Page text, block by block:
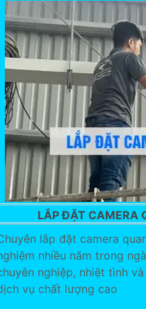
LẮP ĐẶT CAMERA
lắp đặt camera
nhiều năm trong
nghiệp, nhiệt tình
vụ chất lượng cao